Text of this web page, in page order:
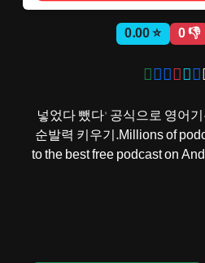
👎 0
⭐ 0.00
'넣었다 뺐다' 공식으로 영어
순발력 키우기.Millions of
to the best free podcast on